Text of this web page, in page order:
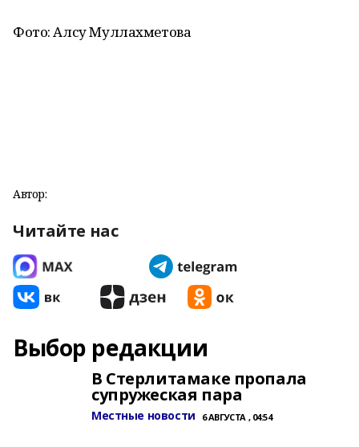
Фото: Алсу Муллахметова
Автор:
Читайте нас
Выбор редакции
В Стерлитамаке пропала
супружеская пара
Местные новости 6 АВГУСТА , 04:54